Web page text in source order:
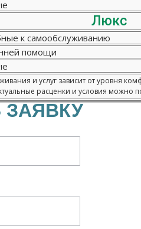
Люкс
к самообслуживанию
помощи
и услуг зависит от уровня
расценки и условия можно